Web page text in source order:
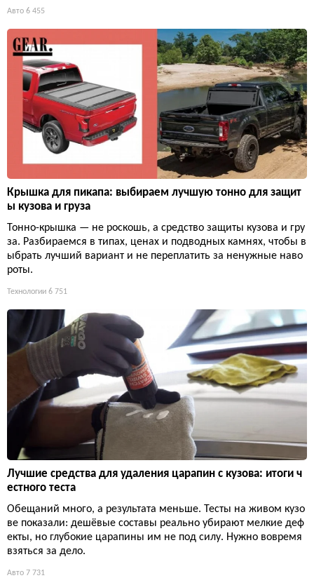
Авто 6 455
Крышка для пикапа: выбираем лучшую тонно для защит
ы кузова и груза
Тонно-крышка — не роскошь, а средство защиты кузова и гру
за. Разбираемся в типах, ценах и подводных камнях, чтобы в
ыбрать лучший вариант и не переплатить за ненужные наво
роты.
Технологии 6 751
Лучшие средства для удаления царапин с кузова: итоги ч
естного теста
Обещаний много, а результата меньше. Тесты на живом кузо
ве показали: дешёвые составы реально убирают мелкие деф
екты, но глубокие царапины им не под силу. Нужно вовремя
взяться за дело.
Авто 7 731